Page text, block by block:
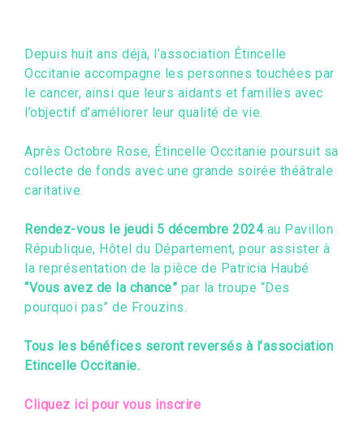
Depuis huit ans déjà, l’association Étincelle
Occitanie accompagne les personnes touchées par
le cancer, ainsi que leurs aidants et familles avec
l’objectif d’améliorer leur qualité de vie.
Après Octobre Rose, Étincelle Occitanie poursuit sa
collecte de fonds avec une grande soirée théâtrale
caritative.
Rendez-vous le jeudi 5 décembre 2024au Pavillon
République, Hôtel du Département, pour assister à
la représentation de la pièce de Patricia Haubé
“Vous avez de la chance” par la troupe “Des
pourquoi pas” de Frouzins.
Tous les bénéfices seront reversés à l’association
Etincelle Occitanie.
Cliquez ici pour vous inscrire